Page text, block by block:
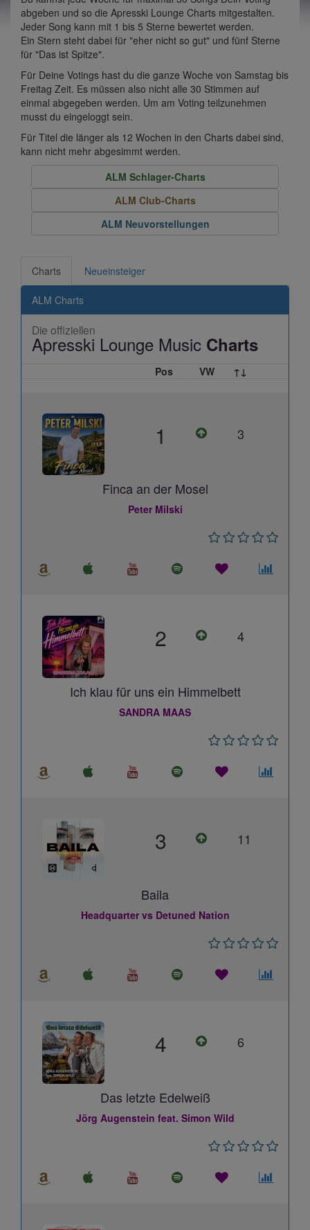
abgeben und so die Apresski Lounge Charts mitgestalten.
Jeder Song kann mit 1 bis 5 Sterne bewertet werden.
Ein Stern steht dabei für "eher nicht so gut" und fünf Sterne
für "Das ist Spitze".
Für Deine Votings hast du die ganze Woche von Samstag bis
Freitag Zeit. Es müssen also nicht alle 30 Stimmen auf
einmal abgegeben werden. Um am Voting teilzunehmen
musst du eingeloggt sein.
Für Titel die länger als 12 Wochen in den Charts dabei sind,
kann nicht mehr abgesimmt werden.
ALM Schlager-Charts
ALM Club-Charts
ALM Neuvorstellungen
Charts Neueinsteiger
ALM Charts
Die offiziellen
Apresski Lounge Music Charts
Pos VW ↑↓
1 3
Finca an der Mosel
Peter Milski
2 4
Ich klau für uns ein Himmelbett
SANDRA MAAS
3 11
Baila
Headquarter vs Detuned Nation
4 6
Das letzte Edelweiß
Jörg Augenstein feat. Simon Wild